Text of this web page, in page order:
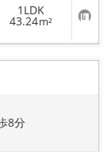
1LDK
43.24m² お
気
に
り
8分